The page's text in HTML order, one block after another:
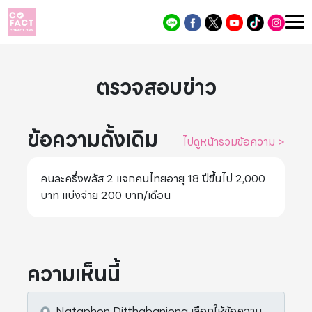
ตรวจสอบข่าว
ข้อความดั้งเดิม
ไปดูหน้ารวมข้อความ >
คนละครึ่งพลัส 2 แจกคนไทยอายุ 18 ปีขึ้นไป 2,000
บาท แบ่งจ่าย 200 บาท/เดือน
ความเห็นนี้